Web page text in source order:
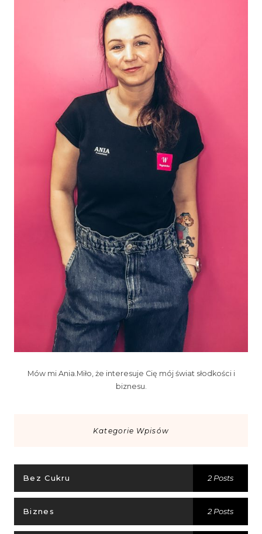
Mów mi Ania.Miło, że interesuje Cię mój świat słodkości i
biznesu.
Kategorie Wpisów
Bez Cukru 2 Posts
Biznes 2 Posts